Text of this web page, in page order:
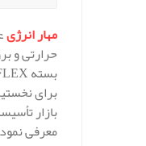
مهار انرژی
حرارتی و
بازار
معرفی